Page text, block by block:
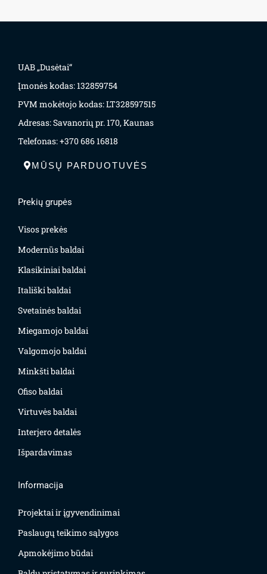
UAB „Dusėtai“
Įmonės kodas: 132859754
PVM mokėtojo kodas: LT328597515
Adresas: Savanorių pr. 170, Kaunas
Telefonas: +370 686 16818
MŪSŲ PARDUOTUVĖS
Prekių grupės
Visos prekės
Modernūs baldai
Klasikiniai baldai
Itališki baldai
Svetainės baldai
Miegamojo baldai
Valgomojo baldai
Minkšti baldai
Ofiso baldai
Virtuvės baldai
Interjero detalės
Išpardavimas
Informacija
Projektai ir įgyvendinimai
Paslaugų teikimo sąlygos
Apmokėjimo būdai